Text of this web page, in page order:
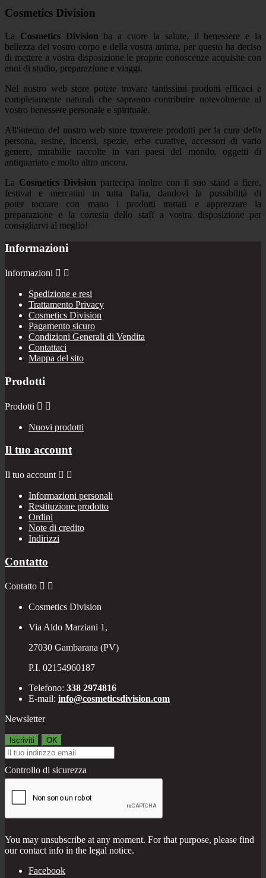
Cosmetics Division
La Cosmetics Division ha a cuore la salute, il benessere e la
bellezza del vostro corpo e della vostra anima, per questo ha deciso
di mettere a vostra disposizione le proprie conoscenze acquisite con
anni di studio, preparazione e viaggi.
Nel nostro web store potete trovare tantissimi prodotti efficaci e
completamente naturali che sapranno contribuire notevolmente al
vostro benessere personale e spirituale.
All'interno del nostro web store troverete prodotti per la cura della
persona, resine, incensi, spezie, erbe curative, accessori di vario
genere, mirabilie raccolte in vari paesi del mondo, oggetti di
antiquariato e molto altro ancora.
La Cosmetics Division partecipa inoltre con il suo stand a fiere,
festival e mercatini in tutta Italia, dandovi la possibilità di
poter toccare con mano i prodotti trattati e apprezzare la
preparazione e la cortesia dello staff a vostra disposizione per
consigliarvi al meglio!
Informazioni
Informazioni  
Spedizione e resi
Trattamento Privacy
Cosmetics Division
Pagamento sicuro
Condizioni Generali di Vendita
Contattaci
Mappa del sito
Prodotti
Prodotti  
Nuovi prodotti
Il tuo account
Il tuo account  
Informazioni personali
Restituzione prodotto
Ordini
Note di credito
Indirizzi
Contatto
Contatto  
Cosmetics Division
Via Aldo Marziani 1,
27030 Gambarana (PV)
P.I. 02154960187
Telefono: 338 2974816
E-mail: info@cosmeticsdivision.com
Newsletter
Controllo di sicurezza
You may unsubscribe at any moment. For that purpose, please find
our contact info in the legal notice.
Facebook